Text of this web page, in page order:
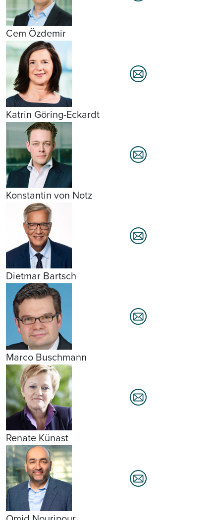
Cem Özdemir
Katrin Göring-Eckardt
Konstantin von Notz
Dietmar Bartsch
Marco Buschmann
Renate Künast